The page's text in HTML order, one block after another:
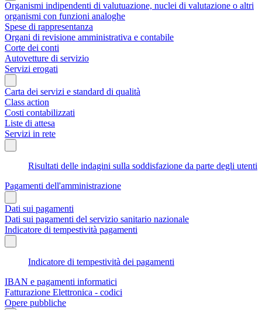
Organismi indipendenti di valutuazione, nuclei di valutazione o altri
organismi con funzioni analoghe
Spese di rappresentanza
Organi di revisione amministrativa e contabile
Corte dei conti
Autovetture di servizio
Servizi erogati
Carta dei servizi e standard di qualità
Class action
Costi contabilizzati
Liste di attesa
Servizi in rete
Risultati delle indagini sulla soddisfazione da parte degli utenti
Pagamenti dell'amministrazione
Dati sui pagamenti
Dati sui pagamenti del servizio sanitario nazionale
Indicatore di tempestività pagamenti
Indicatore di tempestività dei pagamenti
IBAN e pagamenti informatici
Fatturazione Elettronica - codici
Opere pubbliche